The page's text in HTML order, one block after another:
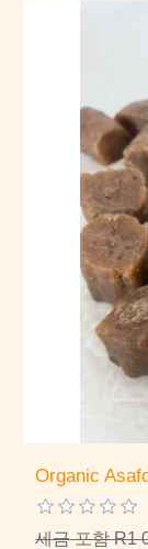
Organic
세금 포함 R1